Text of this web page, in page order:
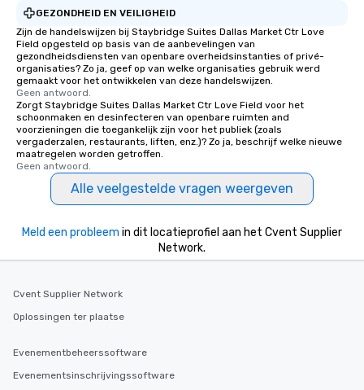
GEZONDHEID EN VEILIGHEID
Zijn de handelswijzen bij Staybridge Suites Dallas Market Ctr Love
Field opgesteld op basis van de aanbevelingen van
gezondheidsdiensten van openbare overheidsinstanties of privé-
organisaties? Zo ja, geef op van welke organisaties gebruik werd
gemaakt voor het ontwikkelen van deze handelswijzen.
Geen antwoord.
Zorgt Staybridge Suites Dallas Market Ctr Love Field voor het
schoonmaken en desinfecteren van openbare ruimten and
voorzieningen die toegankelijk zijn voor het publiek (zoals
vergaderzalen, restaurants, liften, enz.)? Zo ja, beschrijf welke nieuwe
maatregelen worden getroffen.
Geen antwoord.
Alle veelgestelde vragen weergeven
Meld een probleem in dit locatieprofiel aan het Cvent Supplier
Network.
Cvent Supplier Network
Oplossingen ter plaatse
Evenementbeheerssoftware
Evenementsinschrijvingssoftware